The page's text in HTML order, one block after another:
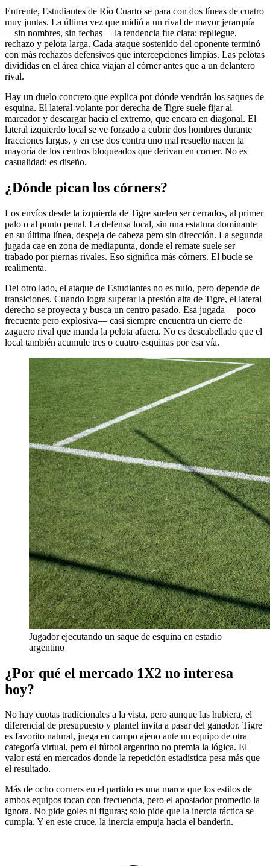
Enfrente, Estudiantes de Río Cuarto se para con dos líneas de cuatro
muy juntas. La última vez que midió a un rival de mayor jerarquía
—sin nombres, sin fechas— la tendencia fue clara: repliegue,
rechazo y pelota larga. Cada ataque sostenido del oponente terminó
con más rechazos defensivos que intercepciones limpias. Las pelotas
divididas en el área chica viajan al córner antes que a un delantero
rival.
Hay un duelo concreto que explica por dónde vendrán los saques de
esquina. El lateral-volante por derecha de Tigre suele fijar al
marcador y descargar hacia el extremo, que encara en diagonal. El
lateral izquierdo local se ve forzado a cubrir dos hombres durante
fracciones largas, y en ese dos contra uno mal resuelto nacen la
mayoría de los centros bloqueados que derivan en corner. No es
casualidad: es diseño.
¿Dónde pican los córners?
Los envíos desde la izquierda de Tigre suelen ser cerrados, al primer
palo o al punto penal. La defensa local, sin una estatura dominante
en su última línea, despeja de cabeza pero sin dirección. La segunda
jugada cae en zona de mediapunta, donde el remate suele ser
trabado por piernas rivales. Eso significa más córners. El bucle se
realimenta.
Del otro lado, el ataque de Estudiantes no es nulo, pero depende de
transiciones. Cuando logra superar la presión alta de Tigre, el lateral
derecho se proyecta y busca un centro pasado. Esa jugada —poco
frecuente pero explosiva— casi siempre encuentra un cierre de
zaguero rival que manda la pelota afuera. No es descabellado que el
local también acumule tres o cuatro esquinas por esa vía.
Jugador ejecutando un saque de esquina en estadio
argentino
¿Por qué el mercado 1X2 no interesa
hoy?
No hay cuotas tradicionales a la vista, pero aunque las hubiera, el
diferencial de presupuesto y plantel invita a pasar del ganador. Tigre
es favorito natural, juega en campo ajeno ante un equipo de otra
categoría virtual, pero el fútbol argentino no premia la lógica. El
valor está en mercados donde la repetición estadística pesa más que
el resultado.
Más de ocho corners en el partido es una marca que los estilos de
ambos equipos tocan con frecuencia, pero el apostador promedio la
ignora. No pide goles ni figuras; solo pide que la inercia táctica se
cumpla. Y en este cruce, la inercia empuja hacia el banderín.